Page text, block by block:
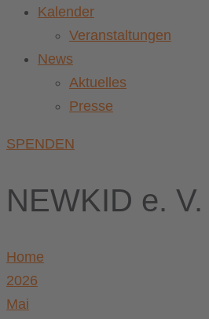
Kalender
Veranstaltungen
News
Aktuelles
Presse
SPENDEN
NEWKID e.
Home
2026
Mai